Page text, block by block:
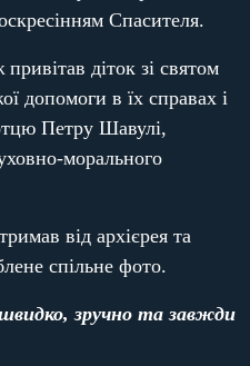
Спасителя.
діток зі святом
допомоги в їх справах і
Петру Шавулі,
морального
від архієрея та
спільне фото.
зручно та завжди